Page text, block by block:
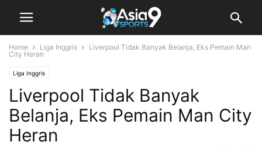
Home Liga Inggris
Liverpool Tidak Banyak Belanja, Eks Pemain Man
City Heran
Liga Inggris
Liverpool Tidak Banyak
Belanja, Eks Pemain Man City
Heran